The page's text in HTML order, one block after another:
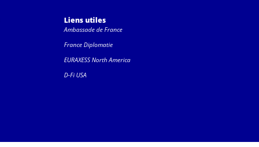
Liens utiles
Ambassade de France
France Diplomatie
EURAXESS North America
D-Fi USA